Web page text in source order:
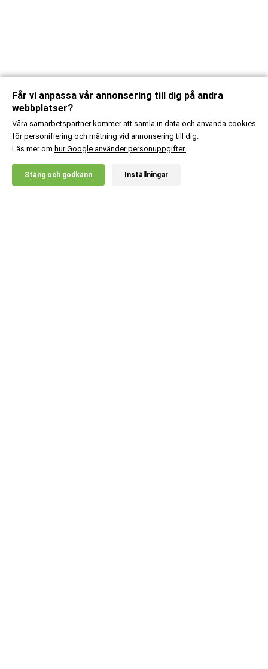
20% RABATT!
X
Får vi anpassa vår annonsering till dig på andra
webbplatser?
Våra samarbetspartner kommer att samla in data och använda cookies
för personifiering och mätning vid annonsering till dig.
Läs mer om hur Google använder personuppgifter.
Stäng och godkänn Inställningar